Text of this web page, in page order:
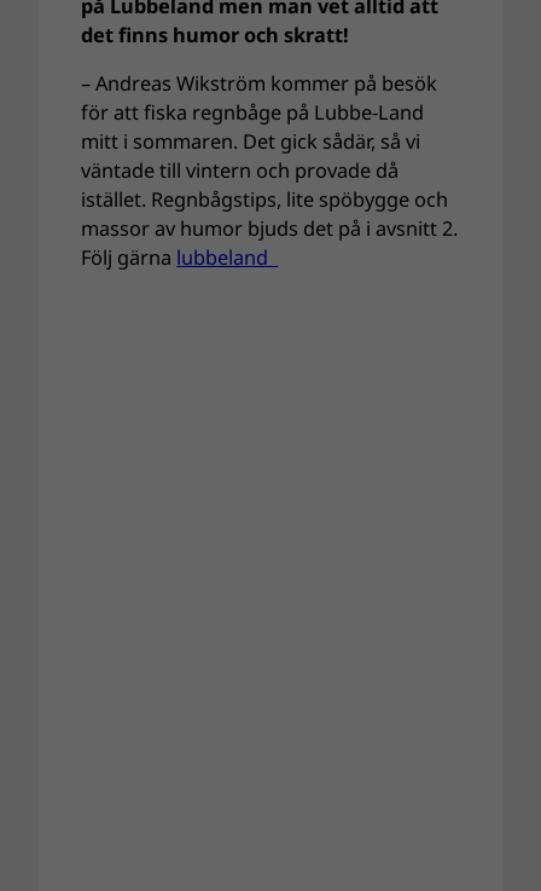
på Lubbeland men man vet alltid att
det finns humor och skratt!
– Andreas Wikström kommer på besök
för att fiska regnbåge på Lubbe-Land
mitt i sommaren. Det gick sådär, så vi
väntade till vintern och provade då
istället. Regnbågstips, lite spöbygge och
massor av humor bjuds det på i avsnitt 2.
Följ gärna lubbeland